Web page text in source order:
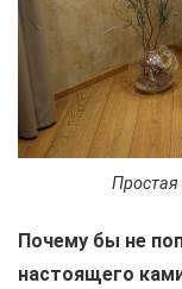
Почему бы не
настоящего